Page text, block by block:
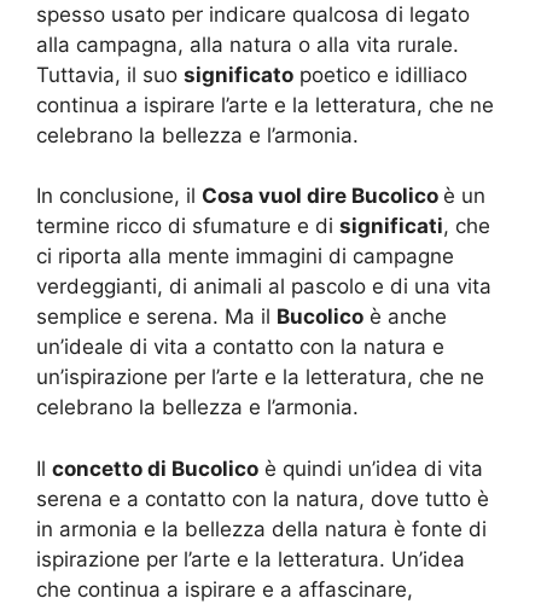
spesso usato per indicare qualcosa di legato
alla campagna, alla natura o alla vita rurale.
Tuttavia, il suo significato poetico e idilliaco
continua a ispirare l’arte e la letteratura, che ne
celebrano la bellezza e l’armonia.
In conclusione, il Cosa vuol dire Bucolico è un
termine ricco di sfumature e di significati, che
ci riporta alla mente immagini di campagne
verdeggianti, di animali al pascolo e di una vita
semplice e serena. Ma il Bucolico è anche
un’ideale di vita a contatto con la natura e
un’ispirazione per l’arte e la letteratura, che ne
celebrano la bellezza e l’armonia.
Il concetto di Bucolico è quindi un’idea di vita
serena e a contatto con la natura, dove tutto è
in armonia e la bellezza della natura è fonte di
ispirazione per l’arte e la letteratura. Un’idea
che continua a ispirare e a affascinare,